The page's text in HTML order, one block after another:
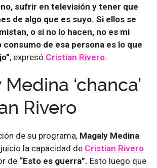
sufrir en televisión y tener que
de algo que es suyo. Si ellos se
o si no lo hacen, no es mi
consumo de esa persona es lo que
, expresó Cristian Rivero.
‘chanca’
Rivero
de su programa, Magaly Medina
la capacidad de Cristian Rivero
de “Esto es guerra”. Esto luego que